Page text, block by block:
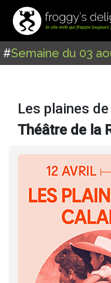
#Semaine du 03
Les plaines
Théâtre de la